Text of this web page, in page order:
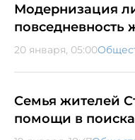
Модернизация
повседневность
20 января, 05:00
Семья жителей
помощи в